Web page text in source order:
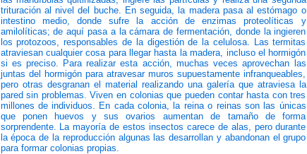
trituración al nivel del buche. En seguida, la madera pasa al estómago o
intestino medio, donde sufre la acción de enzimas proteolíticas y
amilolíticas; de aquí pasa a la cámara de fermentación, donde la ingieren
los protozoos, responsables de la digestión de la celulosa. Las termitas
atraviesan cualquier cosa para llegar hasta la madera, incluso el hormigón
si es preciso. Para realizar esta acción, muchas veces aprovechan las
juntas del hormigón para atravesar muros supuestamente infranqueables,
pero otras desgranan el material realizando una galería que atraviesa la
pared sin problemas. Viven en colonias que pueden contar hasta con tres
millones de individuos. En cada colonia, la reina o reinas son las únicas
que ponen huevos y sus ovarios aumentan de tamaño de forma
sorprendente. La mayoría de estos insectos carece de alas, pero durante
la época de la reproducción algunas las desarrollan y abandonan el grupo
para formar colonias propias.